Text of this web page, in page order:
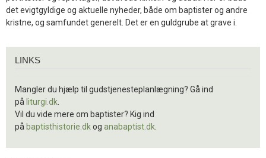
det evigtgyldige og aktuelle nyheder, både om baptister og andre
kristne, og samfundet generelt. Det er en guldgrube at grave i.
LINKS
Mangler du hjælp til gudstjenesteplanlægning? Gå ind
på liturgi.dk
Vil du vide mere om baptister? Kig ind
på baptisthistorie.dkog anabaptist.dk